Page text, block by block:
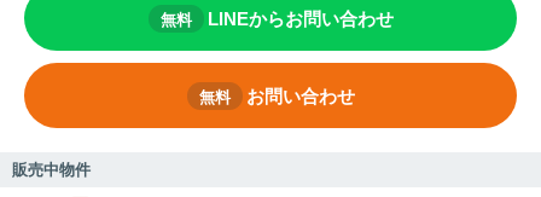
無料 LINEからお問い合わせ
無料 お問い合わせ
販売中物件